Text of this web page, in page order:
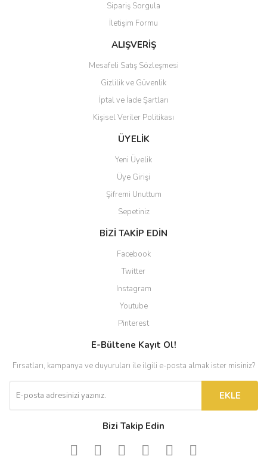
Ürün bilgilerinde hatalar bulunuyor.
Ürün fiyatı diğer sitelerden daha pahalı.
Bu ürüne benzer farklı alternatifler olmalı.
Gönder
Sipariş Sorgula
İletişim Formu
ALIŞVERİŞ
Mesafeli Satış Sözleşmesi
Gizlilik ve Güvenlik
İptal ve İade Şartları
Kişisel Veriler Politikası
ÜYELİK
Yeni Üyelik
Üye Girişi
Şifremi Unuttum
Sepetiniz
BİZİ TAKİP EDİN
Facebook
Twitter
Instagram
Youtube
Pinterest
E-Bültene Kayıt Ol!
Fırsatları, kampanya ve duyuruları ile ilgili e-posta almak ister misiniz?
EKLE
Bizi Takip Edin